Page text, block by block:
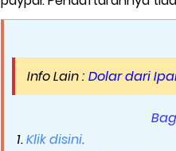
Info Lain : Dolar dari
Klik disini.